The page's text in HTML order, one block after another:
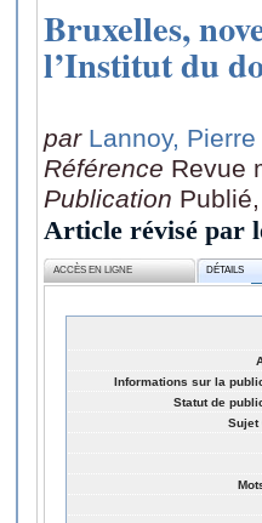
Bruxelles,
l’Institut du
par Lannoy, Pierre
Référence Revue
Publication
Article révisé par
ACCÈS EN LIGNE DÉTAILS
Informations sur la
Statut de
Sujet